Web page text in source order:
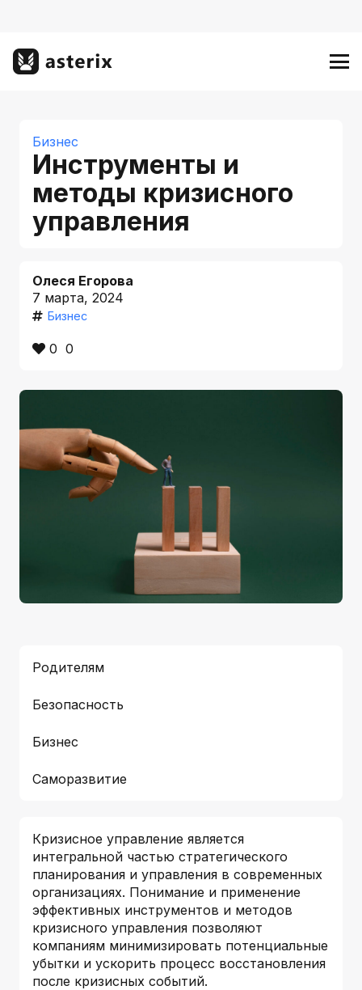
Бизнес
Инструменты и
методы кризисного
управления
Олеся Егорова
7 марта, 2024
Бизнес
0 0
Родителям
Безопасность
Бизнес
Саморазвитие
Кризисное управление является
интегральной частью стратегического
планирования и управления в современных
организациях. Понимание и применение
эффективных инструментов и методов
кризисного управления позволяют
компаниям минимизировать потенциальные
убытки и ускорить процесс восстановления
после кризисных событий.